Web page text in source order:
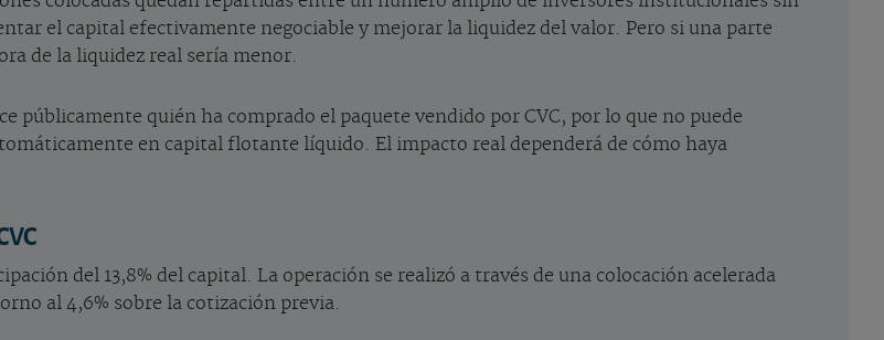
el capital efectivamente negociable y mejorar la liquidez del valor. Pero si una parte
de la liquidez real sería menor.
públicamente quién ha comprado el paquete vendido por CVC, por lo que no puede
en capital flotante líquido. El impacto real dependerá de cómo haya
del 13,8% del capital. La operación se realizó a través de una colocación acelerada
al 4,6% sobre la cotización previa.